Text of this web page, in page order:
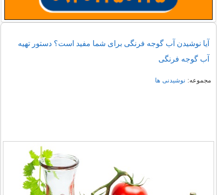
آیا نوشیدن آب گوجه فرنگی برای شما مفید است؟ دستور تهیه
آب گوجه فرنگی
مجموعه: نوشیدنی ها